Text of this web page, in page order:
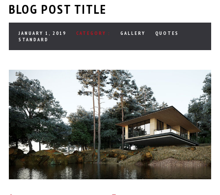
BLOG POST TITLE
JANUARY 1, 2019 CATEGORY : GALLERY
QUOTES
STANDARD